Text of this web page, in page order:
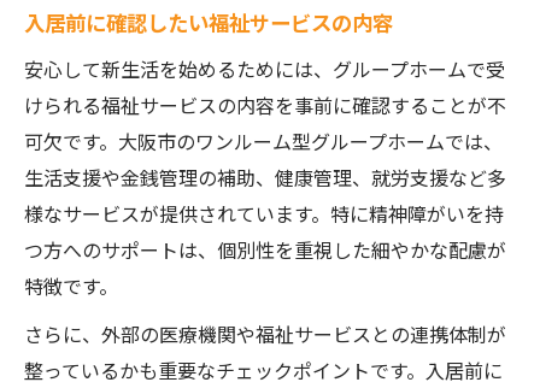
入居前に確認したい福祉サービスの内容
安心して新生活を始めるためには、グループホームで受
けられる福祉サービスの内容を事前に確認することが不
可欠です。大阪市のワンルーム型グループホームでは、
生活支援や金銭管理の補助、健康管理、就労支援など多
様なサービスが提供されています。特に精神障がいを持
つ方へのサポートは、個別性を重視した細やかな配慮が
特徴です。
さらに、外部の医療機関や福祉サービスとの連携体制が
整っているかも重要なチェックポイントです。入居前に